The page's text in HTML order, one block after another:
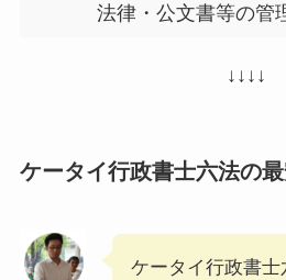
法律・公文書等の管
↓↓↓↓
ケータイ行政書士六法の
ケータイ行政書